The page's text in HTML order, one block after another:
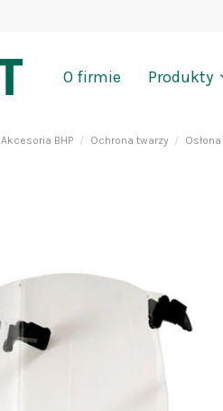
O firmie Produkty
Akcesoria BHP Ochrona twarzy